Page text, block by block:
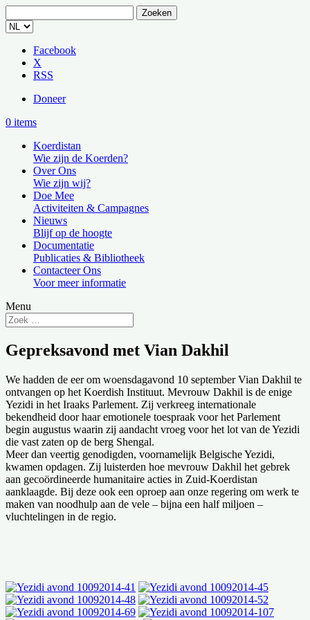
naar:
Facebook
X
RSS
Doneer
0 items
Koerdistan
Wie zijn de Koerden?
Over Ons
Wie zijn wij?
Doe Mee
Activiteiten & Campagnes
Nieuws
Blijf op de hoogte
Documentatie
Publicaties & Bibliotheek
Contacteer Ons
Voor meer informatie
Menu
Gepreksavond met Vian Dakhil
We hadden de eer om woensdagavond 10 september Vian Dakhil te
ontvangen op het Koerdish Instituut. Mevrouw Dakhil is de enige
Yezidi in het Iraaks Parlement. Zij verkreeg internationale
bekendheid door haar emotionele toespraak voor het Parlement
begin augustus waarin zij aandacht vroeg voor het lot van de Yezidi
die vast zaten op de berg Shengal.
Meer dan veertig genodigden, voornamelijk Belgische Yezidi,
kwamen opdagen. Zij luisterden hoe mevrouw Dakhil het gebrek
aan gecoördineerde humanitaire acties in Zuid-Koerdistan
aanklaagde. Bij deze ook een oproep aan onze regering om werk te
maken van noodhulp aan de vele – bijna een half miljoen –
vluchtelingen in de regio.